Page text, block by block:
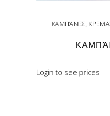
ΚΑΜΠΆΝΕΣ,
READ
Login to see prices